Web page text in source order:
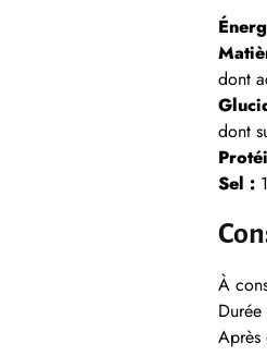
dont
dont
Sel :
À
Après